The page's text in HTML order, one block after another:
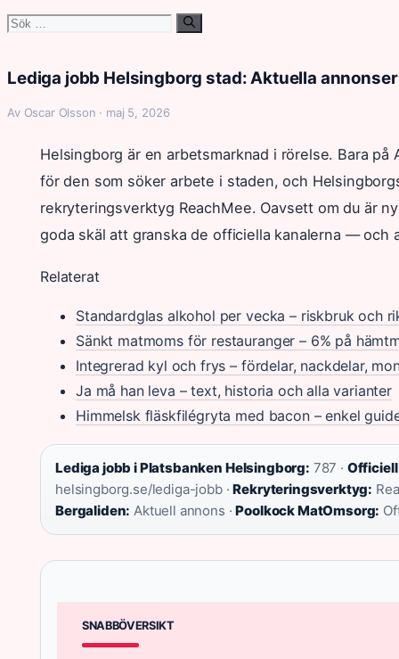
Sök
Lediga jobb Helsingborg stad: Aktuella
Av Oscar Olsson · maj 5, 2026
Helsingborg är en arbetsmarknad i rörelse. Bara
för den som söker arbete i staden, och
rekryteringsverktyg ReachMee. Oavsett om du är
goda skäl att granska de officiella kanalerna — och
Relaterat
Standardglas alkohol per vecka – riskbruk och
Sänkt matmoms för restauranger – 6% på
Integrerad kyl och frys – fördelar, nackdelar,
Ja må han leva – text, historia och alla varianter
Himmelsk fläskfilégryta med bacon – enkel
Lediga jobb i Platsbanken Helsingborg: 787 ·
helsingborg.se/lediga-jobb ·Rekryteringsverktyg:
Bergaliden: Aktuell annons ·Poolkock MatOmsorg:
SNABBÖVERSIKT